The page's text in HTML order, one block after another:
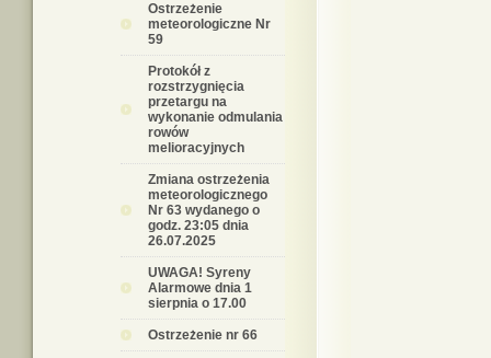
Ostrzeżenie
meteorologiczne Nr
59
Protokół z
rozstrzygnięcia
przetargu na
wykonanie odmulania
rowów
melioracyjnych
Zmiana ostrzeżenia
meteorologicznego
Nr 63 wydanego o
godz. 23:05 dnia
26.07.2025
UWAGA! Syreny
Alarmowe dnia 1
sierpnia o 17.00
Ostrzeżenie nr 66